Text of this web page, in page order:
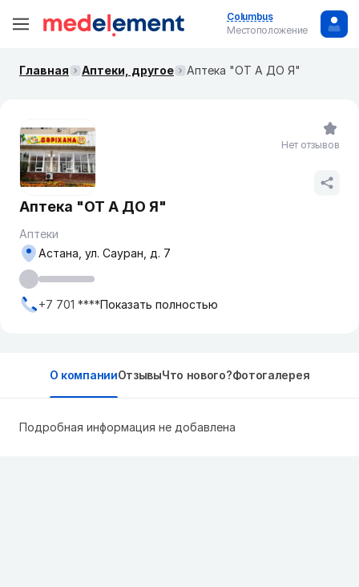
Columbus
Местоположение
Главная Аптеки, другое Аптека "ОТ А ДО Я"
Аптека "ОТ А ДО Я"
Аптеки
Астана, ул. Сауран, д. 7
+7 701 ****Показать полностью
Нет отзывов
О компанииОтзывыЧто нового?Фотогалерея
Подробная информация не добавлена